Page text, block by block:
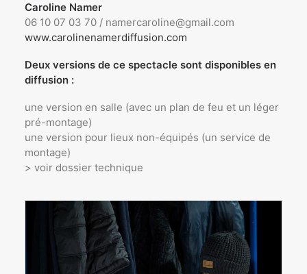
Caroline Namer
06 10 07 03 70 / namercaroline@gmail.com
www.carolinenamerdiffusion.com
Deux versions de ce spectacle sont disponibles en
diffusion :
une version en salle (avec un plan de feu et un léger
pré-montage)
une version pour lieux non-équipés (un service de
montage)
> voir dossier technique